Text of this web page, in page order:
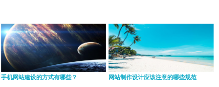
手机网站建设的方式有哪些？ 网站制作设计应该注意的哪些规范